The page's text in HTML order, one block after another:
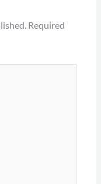
Required